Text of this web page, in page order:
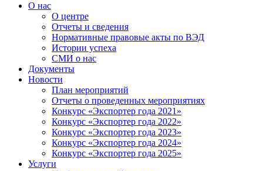
О нас
О центре
Отчеты и сведения
Нормативные правовые акты по ВЭД
Истории успеха
СМИ о нас
Документы
Новости
План мероприятий
Отчеты о проведенных мероприятиях
Конкурс «Экспортер года 2021»
Конкурс «Экспортер года 2022»
Конкурс «Экспортер года 2023»
Конкурс «Экспортер года 2024»
Конкурс «Экспортер года 2025»
Услуги